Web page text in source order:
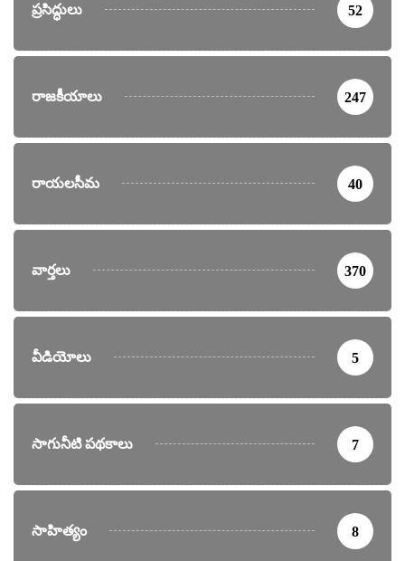
ప్రసిద్ధులు 52
రాజకీయాలు 247
రాయలసీమ 40
వార్తలు 370
వీడియోలు 5
సాగునీటి పథకాలు 7
సాహిత్యం 8